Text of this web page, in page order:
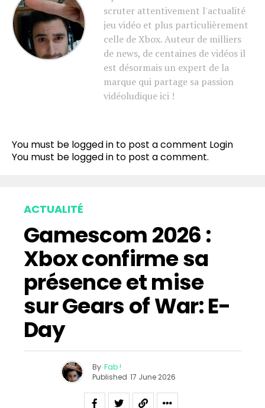
scruter attentivement l'actualité
jeu vidéo et plus particulièrement
celle de Xbox. Auteur de milliers
de news, de centaines de vidéos il
est désormais un expert de la
marque qui partage sa passion
vidéoludique ici !
You must be logged in to post a comment Login
You must be logged in to post a comment.
ACTUALITÉ
Gamescom 2026 :
Xbox confirme sa
présence et mise
sur Gears of War: E-
Day
By Fab !
Published 17 June 2026